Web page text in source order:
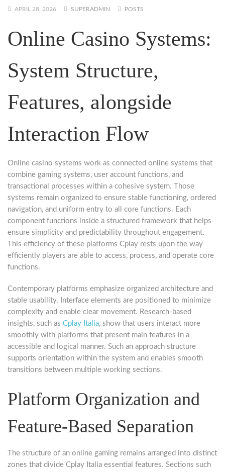
APRIL 28, 2026 SUPERADMIN POSTS
Online Casino Systems:
System Structure,
Features, alongside
Interaction Flow
Online casino systems work as connected online systems that
combine gaming systems, user account functions, and
transactional processes within a cohesive system. Those
systems remain organized to ensure stable functioning, ordered
navigation, and uniform entry to all core functions. Each
component functions inside a structured framework that helps
ensure simplicity and predictability throughout engagement.
This efficiency of these platforms Cplay rests upon the way
efficiently players are able to access, process, and operate core
functions.
Contemporary platforms emphasize organized architecture and
stable usability. Interface elements are positioned to minimize
complexity and enable clear movement. Research-based
insights, such as Cplay Italia, show that users interact more
smoothly with platforms that present main features in a
accessible and logical manner. Such an approach structure
supports orientation within the system and enables smooth
transitions between multiple working sections.
Platform Organization and
Feature-Based Separation
The structure of an online gaming remains arranged into distinct
zones that divide Cplay Italia essential features. Sections such